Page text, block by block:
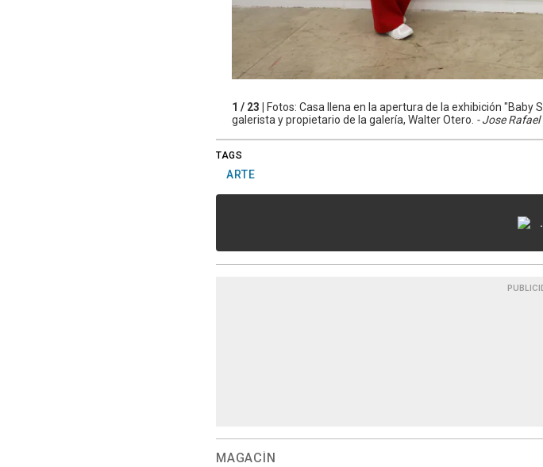
1 / 23 |
Fotos: Casa llena en la apertura de la exhibición
galerista y propietario de la galería, Walter Otero. - Jose Rafael
TAGS
ARTE
MAGACÍN